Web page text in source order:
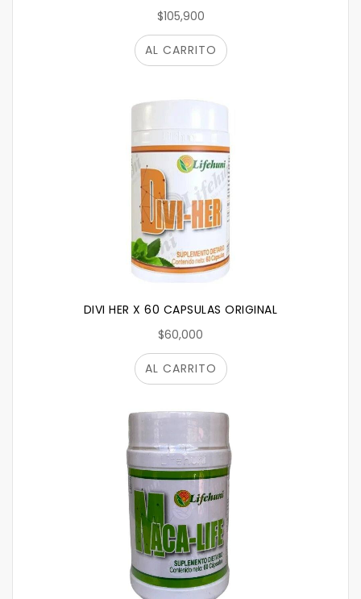
$105,900
AL CARRITO
DIVI HER X 60 CAPSULAS ORIGINAL
$60,000
AL CARRITO